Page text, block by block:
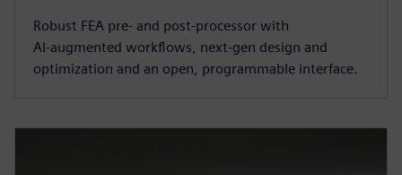
Robust FEA pre‑ and post‑processor with
AI‑augmented workflows, next‑gen design and
optimization and an open, programmable interface.